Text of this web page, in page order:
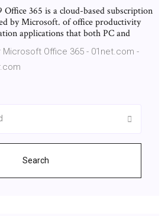
Office 365 is a cloud-based subscription
by Microsoft. of office productivity
applications that both PC and
Microsoft Office 365 - 01net.com -
Search